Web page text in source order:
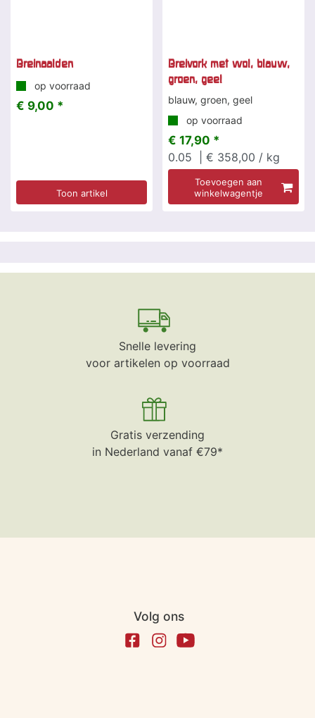
Breinaalden
op voorraad
€ 9,00 *
Toon artikel
Breivork met wol, blauw,
groen, geel
blauw, groen, geel
op voorraad
€ 17,90 *
0.05
| € 358,00 / kg
Toevoegen aan
winkelwagentje
Snelle levering
voor artikelen op voorraad
Gratis verzending
in Nederland vanaf €79*
Volg ons